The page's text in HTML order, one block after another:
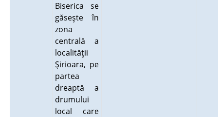
Biserica se
găseşte în
zona
centrală a
localităţii
Şirioara, pe
partea
dreaptă a
drumului
local care